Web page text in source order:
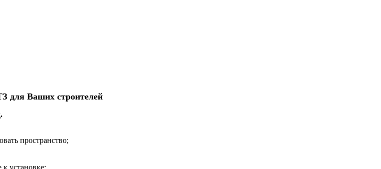
для Ваших строителей
пространство;
установке;